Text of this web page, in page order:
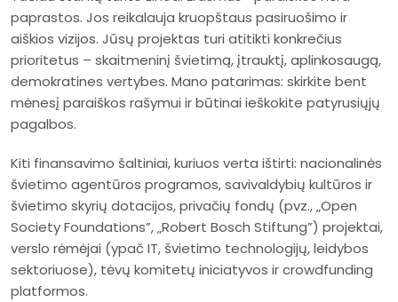
paprastos. Jos reikalauja kruopštaus pasiruošimo ir
aiškios vizijos. Jūsų projektas turi atitikti konkrečius
prioritetus – skaitmeninį švietimą, įtrauktį, aplinkosaugą,
demokratines vertybes. Mano patarimas: skirkite bent
mėnesį paraiškos rašymui ir būtinai ieškokite patyrusiųjų
pagalbos.
Kiti finansavimo šaltiniai, kuriuos verta ištirti: nacionalinės
švietimo agentūros programos, savivaldybių kultūros ir
švietimo skyrių dotacijos, privačių fondų (pvz., „Open
Society Foundations”, „Robert Bosch Stiftung”) projektai,
verslo rėmėjai (ypač IT, švietimo technologijų, leidybos
sektoriuose), tėvų komitetų iniciatyvos ir crowdfunding
platformos.